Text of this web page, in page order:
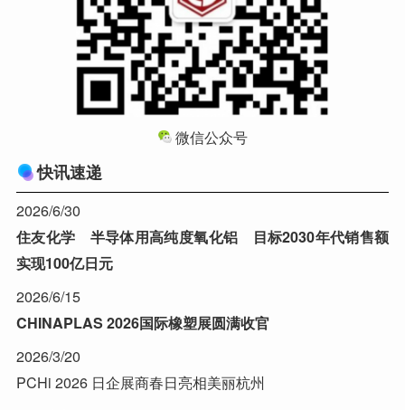
微信公众号
快讯速递
2026/6/30
住友化学 半导体用高纯度氧化铝 目标2030年代销售额
实现100亿日元
2026/6/15
CHINAPLAS 2026国际橡塑展圆满收官
2026/3/20
PCHi 2026 日企展商春日亮相美丽杭州